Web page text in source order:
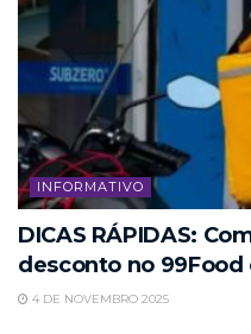
INFORMATIVO
DICAS RÁPIDAS:
desconto no 99Food
4 DE NOVEMBRO 2025